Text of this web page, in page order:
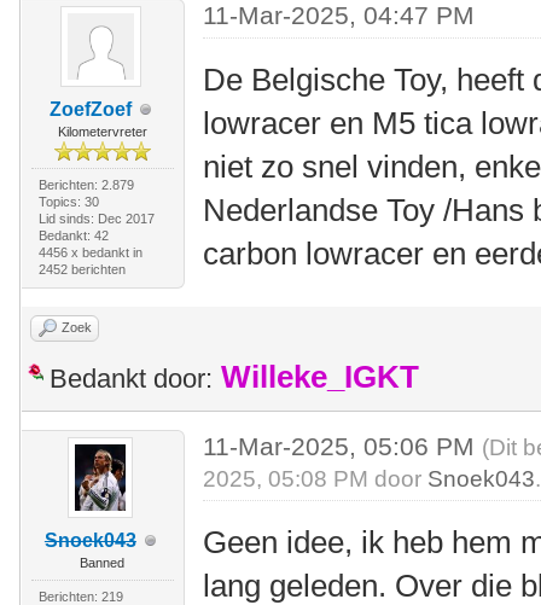
ZoefZoef
Kilometervreter
Berichten: 2.879
Topics: 30
Lid sinds: Dec 2017
Bedankt: 42
4456 x bedankt in
2452 berichten
11-Mar-2025, 04:47 PM
De Belgische Toy,
lowracer en M5 tica
niet zo snel vinden,
Nederlandse Toy /Hans
carbon lowracer en
Zoek
Bedankt door: Willeke_IGKT
Snoek043
Banned
Berichten: 219
11-Mar-2025, 05:06 PM (Dit
2025, 05:08 PM door Snoek043
Geen idee, ik heb hem
lang geleden. Over die